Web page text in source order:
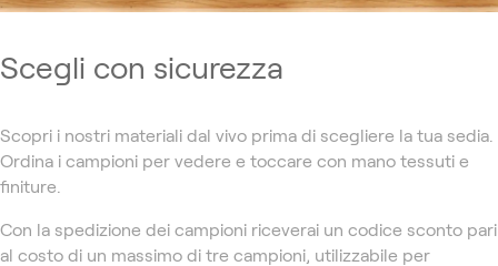
Scegli con sicurezza
Scopri i nostri materiali dal vivo prima di scegliere la tua sedia.
Ordina i campioni per vedere e toccare con mano tessuti e
finiture.
Con la spedizione dei campioni riceverai un codice sconto pari
al costo di un massimo di tre campioni, utilizzabile per